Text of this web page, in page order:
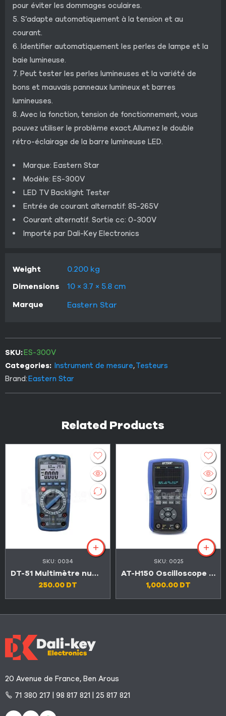
pour éviter les dommages oculaires.
5. S’adapte automatiquement à la tension et au
courant.
6. Identifier automatiquement les perles de lampe et la
baie lumineuse.
7. Peut tester les perles lumineuses et la variété de
bons et mauvais panneaux lumineux et barres
lumineuses.
8. Avec la fonction, tension de fonctionnement, vous
pouvez utiliser le problème exact.Allumez le double
rétro-éclairage de la barre lumineuse LED.
Marque: Eastern Star
Modèle: ES-300V
LED TV Backlight Tester
Entrée de courant alternatif: 85-265V
Courant alternatif. Sortie cc: 0-300V
Importé par Dali-Key Electronics
Weight
0.200 kg
Dimensions
10 × 3.7 × 5.8 cm
Marque
Eastern Star
SKU:ES-300V
Categories: Instrument de mesure,Testeurs
Brand:Eastern Star
Related Products
SKU: 0034
DT-51 Multimètre numérique 6en1 avec mesure de l’environnement
250.00 DT
SKU: 0025
AT-H150 Oscilloscope numérique portable de haute qualité
1,000.00 DT
20 Avenue de France, Ben Arous
71 380 217 | 98 817 821 | 25 817 821